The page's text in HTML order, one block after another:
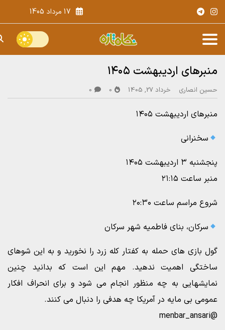
17 مرداد 1405
منبرهای اردیبهشت ۱۴۰۵
حسین انصاری خرداد 27, 1405 0
0
منبرهای اردیبهشت ۱۴۰۵
سخنرانی
پنجشنبه ۳ اردیبهشت ۱۴۰۵
منبر ساعت ۲۱:۱۵
شروع مراسم ساعت ۲۰:۳۰
سرکان، بنای فاطمیه شهر سرکان
گول بازی های حمله به کفتار کله زرد را نخورید و به این شوهای
ساختگی اهمیت ندهید. مهم این است که بدانید چنین
نمایشهایی به چه منظور انجام می شود و برای انحراف افکار
عمومی بی مایه در آمریکا چه هدفی را دنبال می کنند.
@menbar_ansari